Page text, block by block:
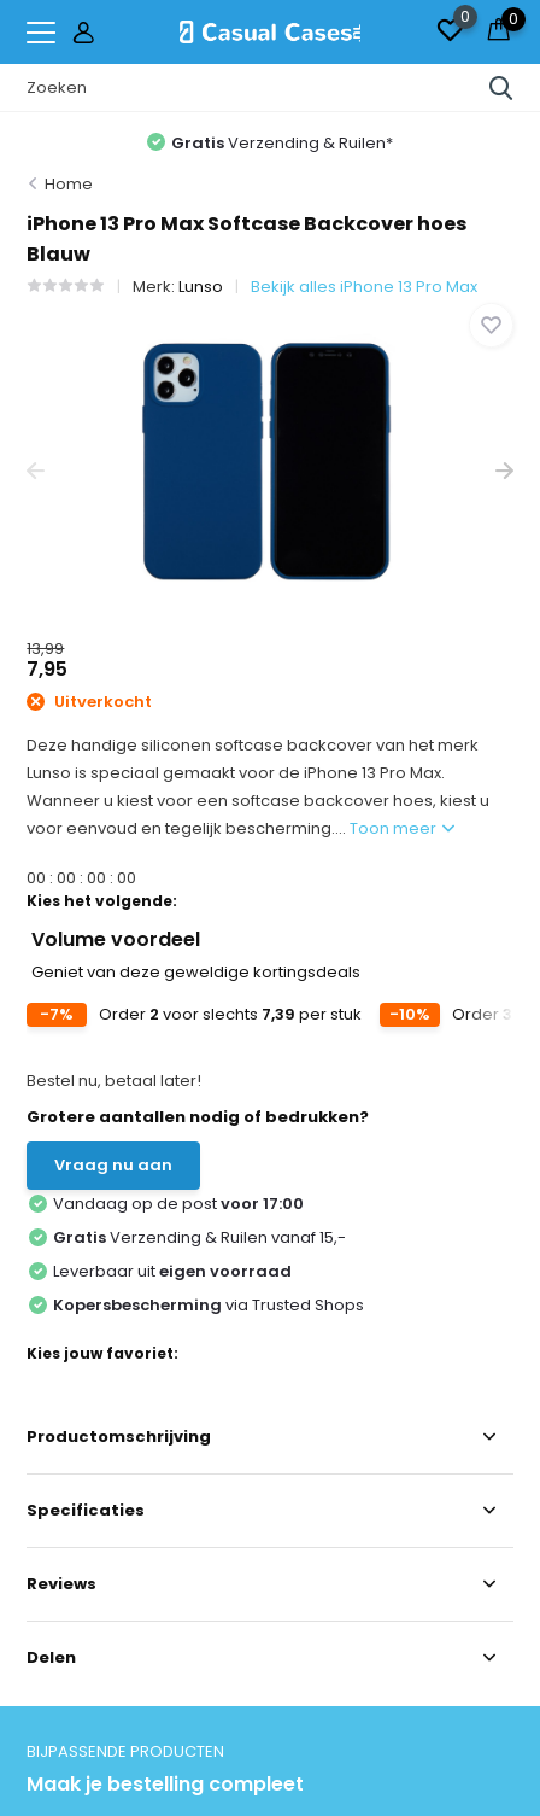
0 0
GratisVerzending & Ruilen*
Home
iPhone 13 Pro Max Softcase Backcover hoes
Blauw
Merk:Lunso Bekijk alles iPhone 13 Pro Max
13,99
7,95
Uitverkocht
Deze handige siliconen softcase backcover van het merk
Lunso is speciaal gemaakt voor de iPhone 13 Pro Max.
Wanneer u kiest voor een softcase backcover hoes, kiest u
voor eenvoud en tegelijk bescherming....Toon meer
00 :00 :00 :00
Kies het volgende:
Volume voordeel
Geniet van deze geweldige kortingsdeals
-7%
Order 2 voor slechts 7,39 per stuk -10% Order 3
Bestel nu, betaal later!
Grotere aantallen nodig of bedrukken?
Vraag nu aan
Vandaag op de postvoor 17:00
GratisVerzending & Ruilen vanaf 15,-
Leverbaar uiteigen voorraad
Kopersbescherming via Trusted Shops
Kies jouw favoriet:
Productomschrijving
Specificaties
Reviews
Delen
BIJPASSENDE PRODUCTEN
Maak je bestelling compleet